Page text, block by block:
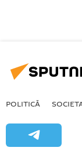
POLITICĂ